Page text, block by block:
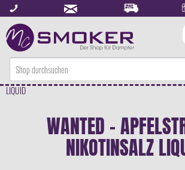
LIQUID
WANTED -
NIKOTINSALZ